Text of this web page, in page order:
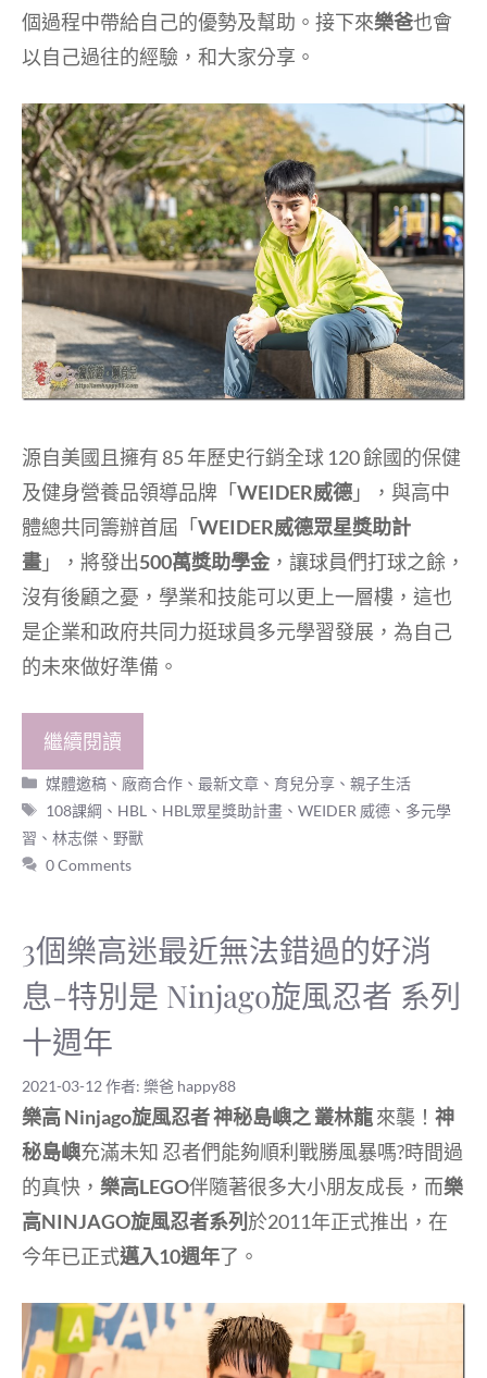
個過程中帶給自己的優勢及幫助。接下來樂爸也會
以自己過往的經驗，和大家分享。
源⾃美國且擁有 85 年歷史⾏銷全球 120 餘國的保健
及健⾝營養品領導品牌「WEIDER威德 」，與高中
體總共同籌辦首屆「WEIDER威德眾星獎助計
畫 」，將發出500萬獎助學金，讓球員們打球之餘，
沒有後顧之憂，學業和技能可以更上一層樓，這也
是企業和政府共同力挺球員多元學習發展，為自己
的未來做好準備。
繼續閱讀
分
類
媒體邀稿 、 廠商合作 、最新文章 、 育兒分享 、親子生活
標
籤
108課綱 、 HBL 、 HBL眾星獎助計畫 、WEIDER 威德 、 多元學
習 、 林志傑 、 野獸
0 Comments
3個樂高迷最近無法錯過的好消
息-特別是 Ninjago旋風忍者 系列
十週年
2021-03-12 作者: 樂爸 happy88
樂高 Ninjago旋風忍者 神秘島嶼之 叢林龍來襲！ 神
秘島嶼充滿未知 忍者們能夠順利戰勝風暴嗎?時間過
的真快， 樂高LEGO伴隨著很多大小朋友成長，而樂
高NINJAGO旋風忍者系列 於2011年正式推出，在
今年已正式邁入10週年了。